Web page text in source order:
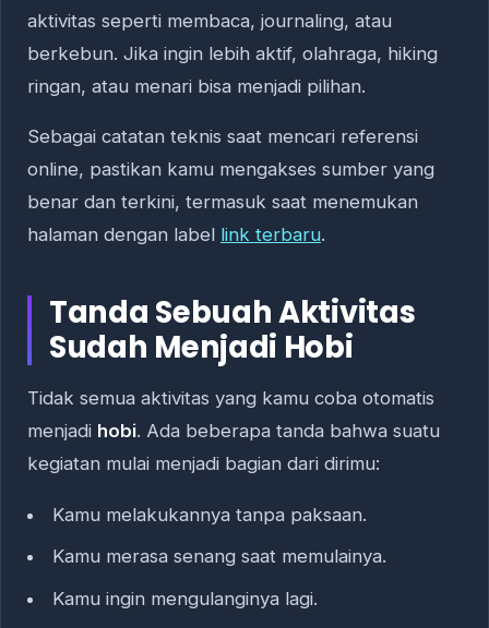
aktivitas seperti membaca, journaling, atau
berkebun. Jika ingin lebih aktif, olahraga, hiking
ringan, atau menari bisa menjadi pilihan.
Sebagai catatan teknis saat mencari referensi
online, pastikan kamu mengakses sumber yang
benar dan terkini, termasuk saat menemukan
halaman dengan label link terbaru.
Tanda Sebuah Aktivitas
Sudah Menjadi Hobi
Tidak semua aktivitas yang kamu coba otomatis
menjadi hobi. Ada beberapa tanda bahwa suatu
kegiatan mulai menjadi bagian dari dirimu:
Kamu melakukannya tanpa paksaan.
Kamu merasa senang saat memulainya.
Kamu ingin mengulanginya lagi.